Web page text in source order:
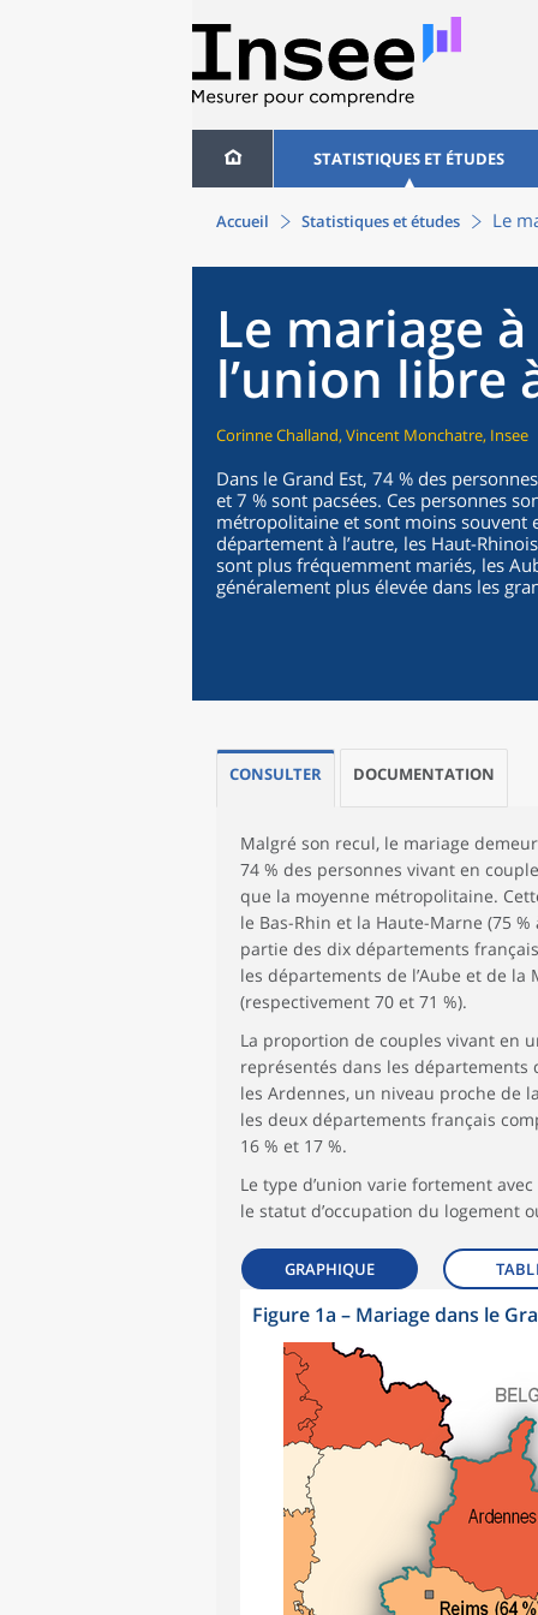
STATISTIQUES ET ÉTUDES
Accueil Statistiques et études Le
Le mariage
l’union libre
Corinne Challand, Vincent Monchatre, Insee
Dans le Grand Est, 74 % des
et 7 % sont pacsées. Ces personnes
métropolitaine et sont moins souvent
département à l’autre, les Haut-
sont plus fréquemment mariés, les
généralement plus élevée dans les
CONSULTER DOCUMENTATION
Malgré son recul, le mariage
74 % des personnes vivant en
que la moyenne métropolitaine.
le Bas-Rhin et la Haute-Marne (75 %
partie des dix départements
les départements de l’Aube et de
(respectivement 70 et 71 %).
La proportion de couples vivant en
représentés dans les départements
les Ardennes, un niveau proche de
les deux départements français
16 % et 17 %.
Le type d’union varie fortement
le statut d’occupation du logement
GRAPHIQUE
Figure 1a – Mariage dans le